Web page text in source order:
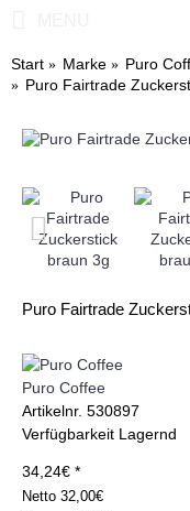
Start Marke
Puro
Puro Fairtrade
Puro Fairtrade
Puro Coffee
Artikelnr. 530897
Verfügbarkeit Lagernd
34,24€ *
Netto 32,00€